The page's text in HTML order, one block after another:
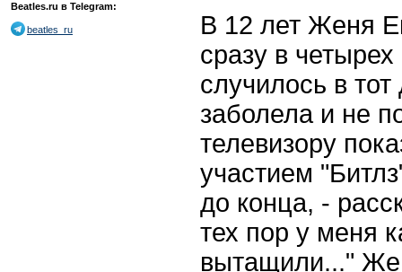
Beatles.ru в Telegram:
beatles_ru
В 12 лет Женя
сразу в
случилось в
заболела и не
телевизору
участием
до конца, -
тех пор у меня
вытащили..."